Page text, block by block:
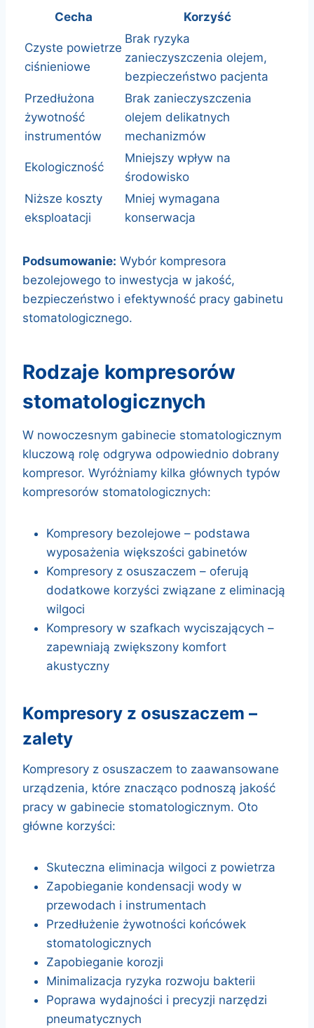
Cecha Korzyść
Czyste powietrze
ciśnieniowe
Brak ryzyka
zanieczyszczenia olejem,
bezpieczeństwo pacjenta
Przedłużona
żywotność
instrumentów
Brak zanieczyszczenia
olejem delikatnych
mechanizmów
Ekologiczność
Mniejszy wpływ na
środowisko
Niższe koszty
eksploatacji
Mniej wymagana
konserwacja
Podsumowanie: Wybór kompresora
bezolejowego to inwestycja w jakość,
bezpieczeństwo i efektywność pracy gabinetu
stomatologicznego.
rodzaje kompresorów
stomatologicznych
W nowoczesnym gabinecie stomatologicznym
kluczową rolę odgrywa odpowiednio dobrany
kompresor. Wyróżniamy kilka głównych typów
kompresorów stomatologicznych:
Kompresory bezolejowe – podstawa
wyposażenia większości gabinetów
Kompresory z osuszaczem – oferują
dodatkowe korzyści związane z eliminacją
wilgoci
Kompresory w szafkach wyciszających –
zapewniają zwiększony komfort
akustyczny
kompresory z osuszaczem –
zalety
Kompresory z osuszaczem to zaawansowane
urządzenia, które znacząco podnoszą jakość
pracy w gabinecie stomatologicznym. Oto
główne korzyści:
Skuteczna eliminacja wilgoci z powietrza
Zapobieganie kondensacji wody w
przewodach i instrumentach
Przedłużenie żywotności końcówek
stomatologicznych
Zapobieganie korozji
Minimalizacja ryzyka rozwoju bakterii
Poprawa wydajności i precyzji narzędzi
pneumatycznych